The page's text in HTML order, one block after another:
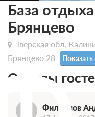
База
Брянцево
Тверская обл,
Брянцево 28
Показать
Отзывы
Филиппов